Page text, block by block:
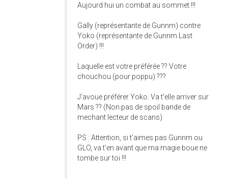
Aujourd hui un combat au sommet !!!
Gally (représentante de Gunnm) contre
Yoko (représentante de Gunnm Last
Order) !!!
Laquelle est votre préférée ?? Votre
chouchou (pour poppu) ???
J'avoue préférer Yoko. Va t'elle arriver sur
Mars ?? (Non pas de spoil bande de
mechant lecteur de scans)
PS : Attention, si t'aimes pas Gunnm ou
GLO, va t'en avant que ma magie boue ne
tombe sur toi !!!